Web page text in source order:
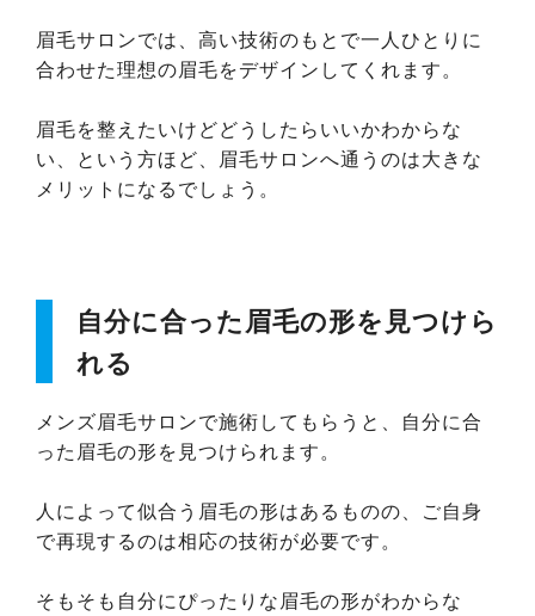
眉毛サロンでは、高い技術のもとで一人ひとりに
合わせた理想の眉毛をデザインしてくれます。
眉毛を整えたいけどどうしたらいいかわからな
い、という方ほど、眉毛サロンへ通うのは大きな
メリットになるでしょう。
自分に合った眉毛の形を見つけら
れる
メンズ眉毛サロンで施術してもらうと、自分に合
った眉毛の形を見つけられます。
人によって似合う眉毛の形はあるものの、ご自身
で再現するのは相応の技術が必要です。
そもそも自分にぴったりな眉毛の形がわからな